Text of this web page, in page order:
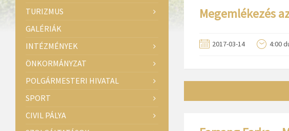
Megemlékezés
2017-03-14 4:00
TURIZMUS
GALÉRIÁK
INTÉZMÉNYEK
ÖNKORMÁNYZAT
POLGÁRMESTERI HIVATAL
SPORT
CIVIL PÁLYA